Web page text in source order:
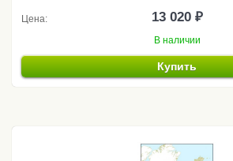
Цена: 13 020 ₽
В наличии
Купить